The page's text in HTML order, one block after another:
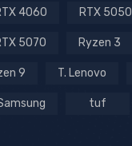
4060 RTX 5050
5070 Ryzen 3
9 T. Lenovo
tuf